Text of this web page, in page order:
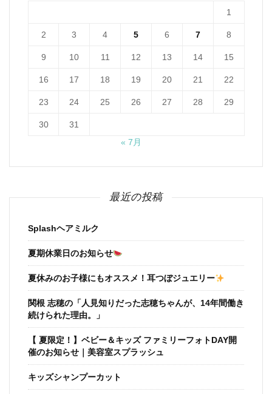
1
2 3 4 5 6 7 8
9 10 11 12 13 14 15
16 17 18 19 20 21 22
23 24 25 26 27 28 29
30
31
« 7月
最近の投稿
Splashヘアミルク
夏期休業日のお知らせ
夏休みのお子様にもオススメ！耳つぼジュエリー
関根 志穂の「人見知りだった志穂ちゃんが、14年間働き
続けられた理由。」
【 夏限定！】ベビー＆キッズ ファミリーフォトDAY開
催のお知らせ｜美容室スプラッシュ
キッズシャンプーカット